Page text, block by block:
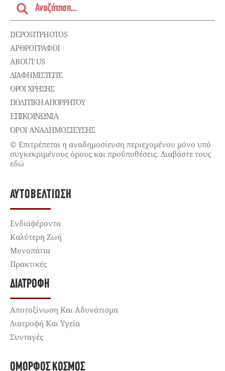
DEPOSITPHOTOS
ΑΡΘΡΟΓΡΑΦΟΙ
ABOUT US
ΔΙΑΦΗΜΙΣΤΕΊΤΕ
ΌΡΟΙ ΧΡΉΣΗΣ
ΠΟΛΙΤΙΚΉ ΑΠΟΡΡΉΤΟΥ
ΕΠΙΚΟΙΝΩΝΊΑ
ΌΡΟΙ ΑΝΑΔΗΜΟΣΙΕΥΣΗΣ
© Επιτρέπεται η αναδημοσίευση περιεχομένου μόνο υπό
συγκεκριμένους όρους και προϋποθέσεις. Διαβάστε τους
εδώ
ΑΥΤΟΒΕΛΤΊΩΣΗ
Ενδιαφέροντα
Καλύτερη Ζωή
Μονοπάτια
Πρακτικές
ΔΙΑΤΡΟΦΉ
Αποτοξίνωση Και Αδυνάτισμα
Διατροφή Και Υγεία
Συνταγές
ΌΜΟΡΦΟΣ ΚΌΣΜΟΣ